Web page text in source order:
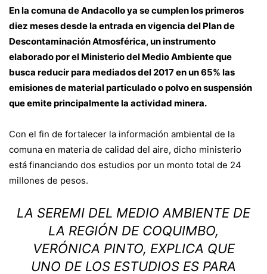
En la comuna de Andacollo ya se cumplen los primeros
diez meses desde la entrada en vigencia del Plan de
Descontaminación Atmosférica, un instrumento
elaborado por el Ministerio del Medio Ambiente que
busca reducir para mediados del 2017 en un 65% las
emisiones de material particulado o polvo en suspensión
que emite principalmente la actividad minera.
Con el fin de fortalecer la información ambiental de la
comuna en materia de calidad del aire, dicho ministerio
está financiando dos estudios por un monto total de 24
millones de pesos.
LA SEREMI DEL MEDIO AMBIENTE DE
LA REGIÓN DE COQUIMBO,
VERÓNICA PINTO, EXPLICA QUE
UNO DE LOS ESTUDIOS ES PARA